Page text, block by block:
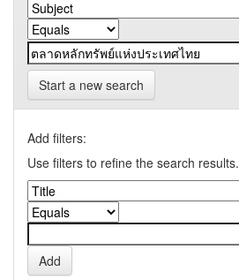
Start a new search
Add filters:
Use filters to refine the search results.